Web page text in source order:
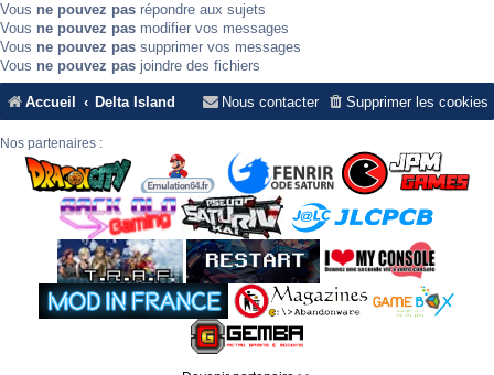
Vous ne pouvez pas répondre aux sujets
Vous ne pouvez pas modifier vos messages
Vous ne pouvez pas supprimer vos messages
Vous ne pouvez pas joindre des fichiers
Accueil Delta Island Supprimer les cookies
Nous contacter
Nos partenaires :